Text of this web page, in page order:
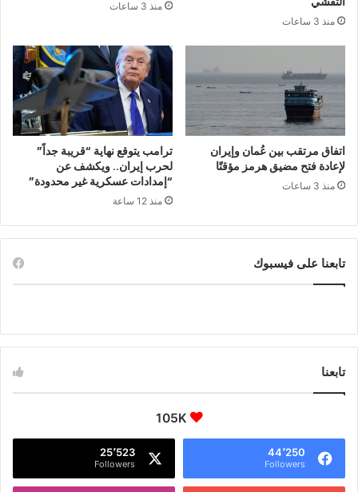
منذ 3 ساعات
منذ 3 ساعات
اتفاق مرتقب بين عُمان وإيران
لإعادة فتح مضيق هرمز مؤقتًا
منذ 3 ساعات
ترامب يتوقع نهاية “قريبة جداً”
لحرب إيران.. ويكشف عن
“إمدادات عسكرية غير محدودة”
منذ 12 ساعة
تابعنا على فيسبوك
تابعنا
105K
44٬250
Followers
25٬523
Followers